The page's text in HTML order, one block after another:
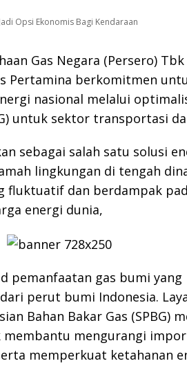
Opsi Ekonomis Bagi Kendaraan
Gas Negara (Persero) Tbk
Pertamina berkomitmen
nasional melalui
untuk sektor transportasi
sebagai salah satu solusi
lingkungan di tengah
fluktuatif dan berdampak
energi dunia,
pemanfaatan gas bumi yang
perut bumi Indonesia.
Bahan Bakar Gas (SPBG)
mengurangi
memperkuat ketahanan